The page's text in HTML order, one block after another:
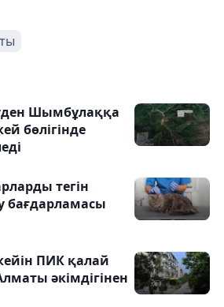
Шымбұлаққа
бөлігінде
тегін
бағдарламасы
ПИК қалай
әкімдігінен